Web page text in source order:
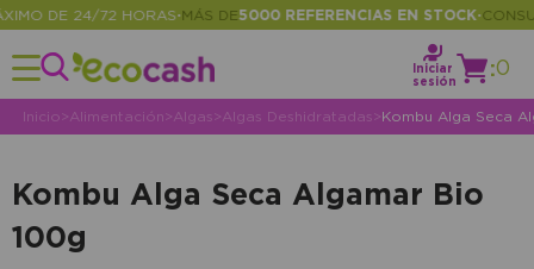
DE 24/72 HORAS•MÁS DE 5000 REFERENCIAS EN STOCK•
Iniciar
sesión
:0
Inicio> Alimentación> Algas > Algas Deshidratadas >Kombu Alga Seca
Kombu Alga Seca Algamar Bio
100g